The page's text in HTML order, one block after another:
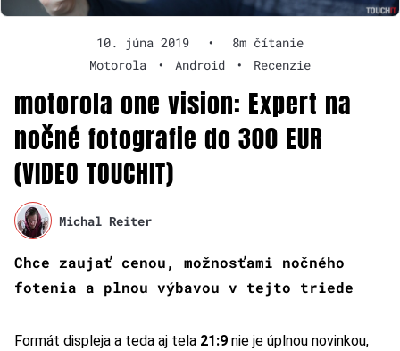
10. júna 2019 •
8m čítanie
Motorola
• Android • Recenzie
motorola one vision: Expert na
nočné fotografie do 300 EUR
(VIDEO TOUCHIT)
Michal Reiter
Chce zaujať cenou, možnosťami nočného
fotenia a plnou výbavou v tejto triede
Formát displeja a teda aj tela 21:9 nie je úplnou novinkou,